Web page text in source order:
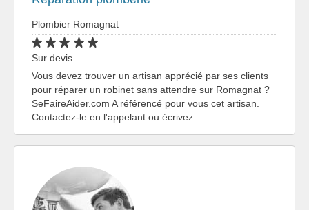
Plombier Romagnat
Sur devis
Vous devez trouver un artisan apprécié par ses clients
pour réparer un robinet sans attendre sur Romagnat ?
SeFaireAider.com A référencé pour vous cet artisan.
Contactez-le en l'appelant ou écrivez…